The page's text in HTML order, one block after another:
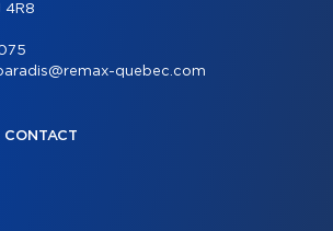
4R8
quebec.com
CONTACT